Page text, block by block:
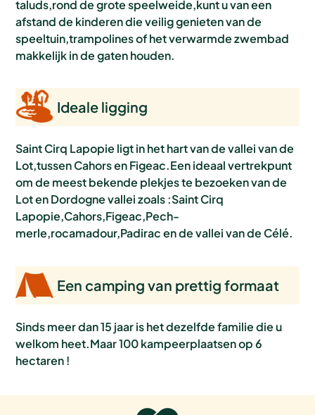
taluds,rond de grote speelweide,kunt u van een
afstand de kinderen die veilig genieten van de
speeltuin,trampolines of het verwarmde zwembad
makkelijk in de gaten houden.
Ideale ligging
Saint Cirq Lapopie ligt in het hart van de vallei van de
Lot,tussen Cahors en Figeac.Een ideaal vertrekpunt
om de meest bekende plekjes te bezoeken van de
Lot en Dordogne vallei zoals :Saint Cirq
Lapopie,Cahors,Figeac,Pech-
merle,rocamadour,Padirac en de vallei van de Célé.
Een camping van prettig formaat
Sinds meer dan 15 jaar is het dezelfde familie die u
welkom heet.Maar 100 kampeerplaatsen op 6
hectaren !